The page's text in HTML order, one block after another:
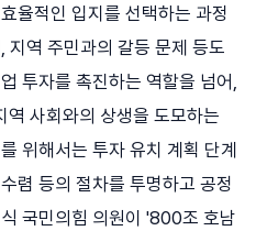
율적인 입지를 선택하는 과정
지역 주민과의 갈등 문제 등도
투자를 촉진하는 역할을 넘어,
역 사회와의 상생을 도모하는
위해서는 투자 유치 계획 단계
렴 등의 절차를 투명하고 공정
국민의힘 의원이 '800조 호남